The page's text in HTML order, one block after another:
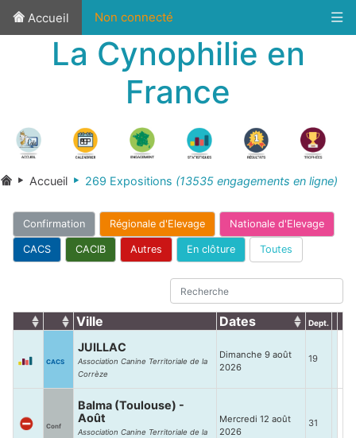
Accueil Non connecté
La Cynophilie en
France
Accueil 269 Expositions (13535 engagements en ligne)
Confirmation Régionale d'Elevage Nationale d'Elevage
CACS CACIB Autres En clôture Toutes
Ville Dates Dept.
CACS
JUILLAC
Association Canine Territoriale de la
Corrèze
Dimanche 9 août
2026
19
Conf
Balma (Toulouse) -
Août
Association Canine Territoriale de la
Mercredi 12 août
2026
31